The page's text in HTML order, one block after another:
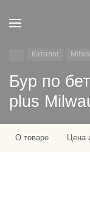
Каталог
Бур по
plus
О товаре Цена